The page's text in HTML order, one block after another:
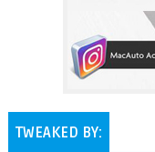
TWEAKED BY: